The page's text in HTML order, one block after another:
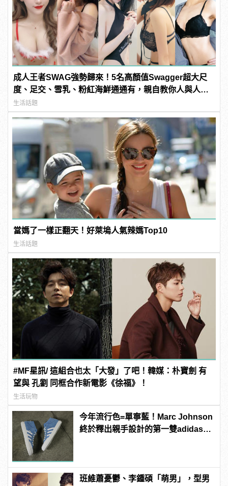
成人王者SWAG強勢歸來！5名高顏值Swagger超大尺
度、足交、雪乳、粉紅海鮮通通有，親自教你人與人的
連結！ | manfashion這樣變型男
生活話題
當媽了一樣正翻天！好萊塢人氣辣媽Top10
生活話題
#MF星訊/ 這組合也太「大發」了吧！韓媒：朴寶劍 有
望與 孔劉 同框合作新電影《徐福》！
生活玩物
今年流行色=單寧藍！Marc Johnson
終於釋出親手設計的第一雙adidas滑
班維蕭憂鬱、李鍾碩「萌男」，型男